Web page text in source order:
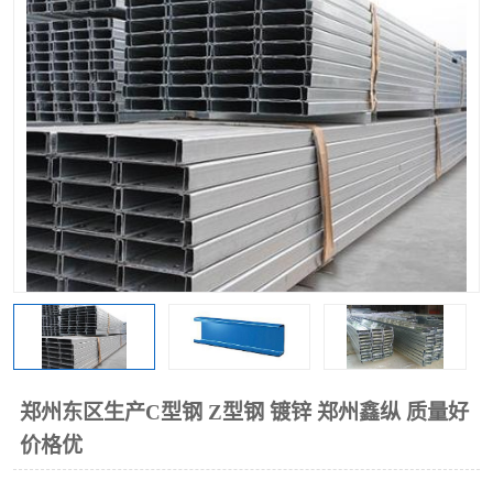
郑州东区生产C型钢 Z型钢 镀锌 郑州鑫纵 质量好
价格优
围挡 彩钢板
生产加工单板复合围挡 市
政围挡